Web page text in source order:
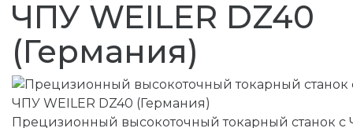
ЧПУ WEILER DZ40
(Германия)
Прецизионный высокоточный токарный станок с